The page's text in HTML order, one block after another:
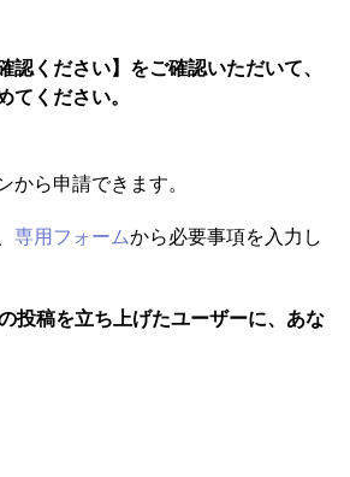
ください】をご確認いただいて、
ください。
ら申請できます。
専用フォームから必要事項を入力し
投稿を立ち上げたユーザーに、あな